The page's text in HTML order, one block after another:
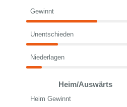
Gewinnt
Unentschieden
Niederlagen
Heim/Auswärts
Heim Gewinnt